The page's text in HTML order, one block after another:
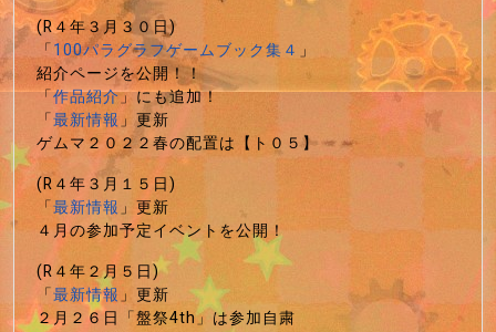
(R４年３月３０日)
「100パラグラフゲームブック集４ 」
紹介ページを公開！！
「作品紹介」にも追加！
「最新情報」更新
ゲムマ２０２２春の配置は【ト０５】
(R４年３月１５日)
「最新情報」更新
４月の参加予定イベントを公開！
(R４年２月５日)
「最新情報」更新
２月２６日「盤祭4th」は参加自粛